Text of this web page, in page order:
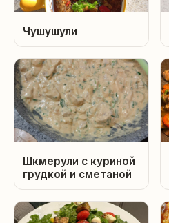
Чушушули
Шкмерули с куриной
грудкой и сметаной